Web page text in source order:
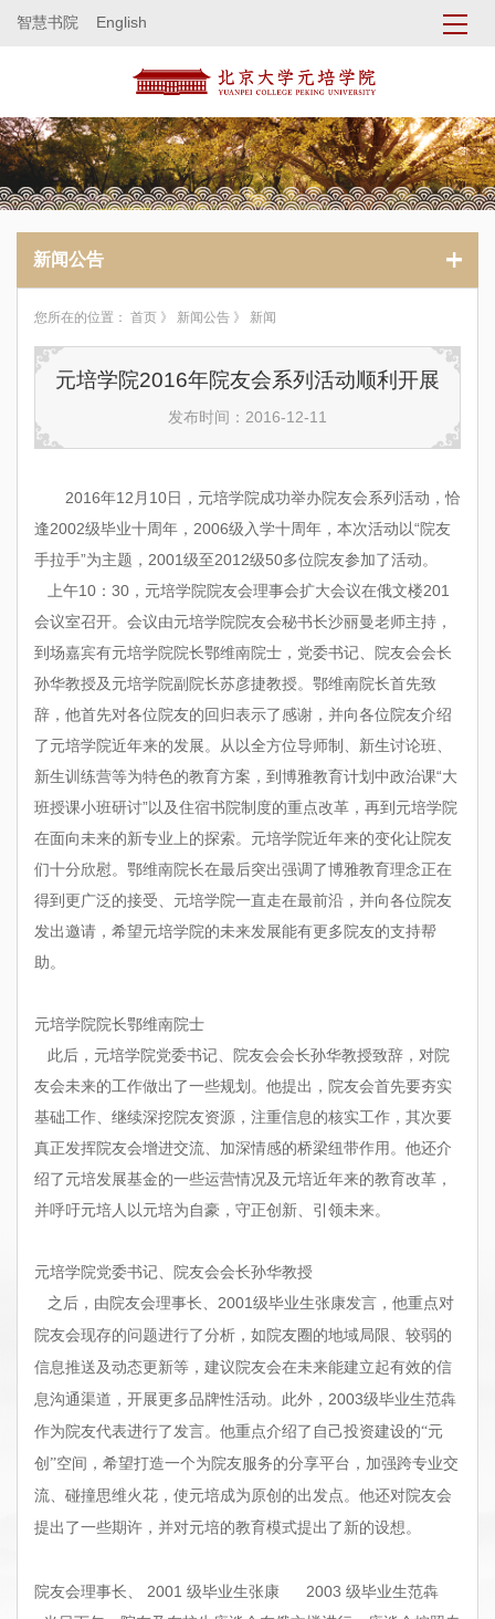
智慧书院 English
新闻公告
您所在的位置： 首页 》 新闻公告 》 新闻
元培学院2016年院友会系列活动顺利开展
发布时间：2016-12-11
2016年12 月 10日，元培学院成功举办院友会系列活动，恰
逢2002级毕业十周年， 2006级入学十周年，本次活动以“院友
手拉手”为主题， 2001级至2012级50多位院友参加了活动。
上午10 ： 30 ，元培学院院友会理事会扩大会议在俄文楼201
会议室召开。会议由元培学院院友会秘书长沙丽曼老师主持，
到场嘉宾有元培学院院长鄂维南院士，党委书记、院友会会长
孙华教授及元培学院副院长苏彦捷教授。鄂维南院长首先致
辞，他首先对各位院友的回归表示了感谢，并向各位院友介绍
了元培学院近年来的发展。从以全方位导师制、新生讨论班、
新生训练营等为特色的教育方案，到博雅教育计划中政治课“大
班授课小班研讨”以及住宿书院制度的重点改革，再到元培学院
在面向未来的新专业上的探索。元培学院近年来的变化让院友
们十分欣慰。鄂维南院长在最后突出强调了博雅教育理念正在
得到更广泛的接受、元培学院一直走在最前沿，并向各位院友
发出邀请，希望元培学院的未来发展能有更多院友的支持帮
助。
元培学院院长鄂维南院士
此后，元培学院党委书记、院友会会长孙华教授致辞，对院
友会未来的工作做出了一些规划。他提出，院友会首先要夯实
基础工作、继续深挖院友资源，注重信息的核实工作，其次要
真正发挥院友会增进交流、加深情感的桥梁纽带作用。他还介
绍了元培发展基金的一些运营情况及元培近年来的教育改革，
并呼吁元培人以元培为自豪，守正创新、引领未来。
元培学院党委书记、院友会会长孙华教授
之后，由院友会理事长、 2001 级毕业生张康发言，他重点对
院友会现存的问题进行了分析，如院友圈的地域局限、较弱的
信息推送及动态更新等，建议院友会在未来能建立起有效的信
息沟通渠道，开展更多品牌性活动。此外， 2003级毕业生范犇
作为院友代表进行了发言。他重点介绍了自己投资建设的“元
创”空间，希望打造一个为院友服务的分享平台，加强跨专业交
流、碰撞思维火花，使元培成为原创的出发点。他还对院友会
提出了一些期许，并对元培的教育模式提出了新的设想。
院友会理事长、 2001 级毕业生张康 2003 级毕业生范犇